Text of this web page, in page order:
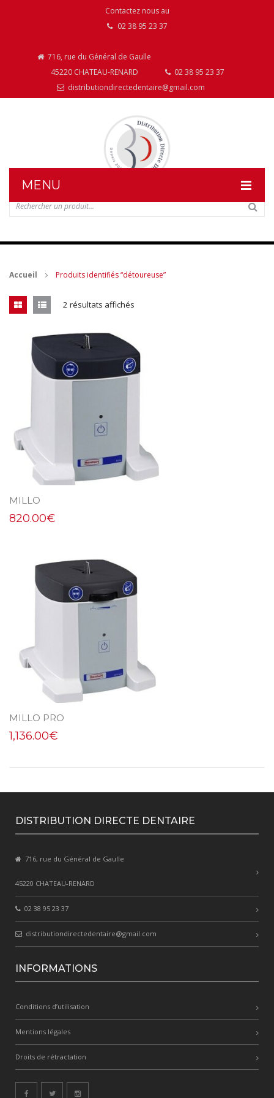
Contactez nous au
02 38 95 23 37
716, rue du Général de Gaulle
45220 CHATEAU-RENARD
02 38 95 23 37
distributiondirectedentaire@gmail.com
MENU
NOS PRODUITS
MES ACHATS
Mon Panier
Mon compte
Accueil Produits identifiés “détoureuse”
2 résultats affichés
MILLO
820.00€
MILLO PRO
1,136.00€
DISTRIBUTION DIRECTE DENTAIRE
716, rue du Général de Gaulle
45220 CHATEAU-RENARD
02 38 95 23 37
distributiondirectedentaire@gmail.com
INFORMATIONS
Conditions d’utilisation
Mentions légales
Droits de rétractation